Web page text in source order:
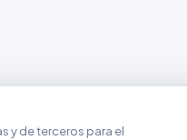
y de terceros para el